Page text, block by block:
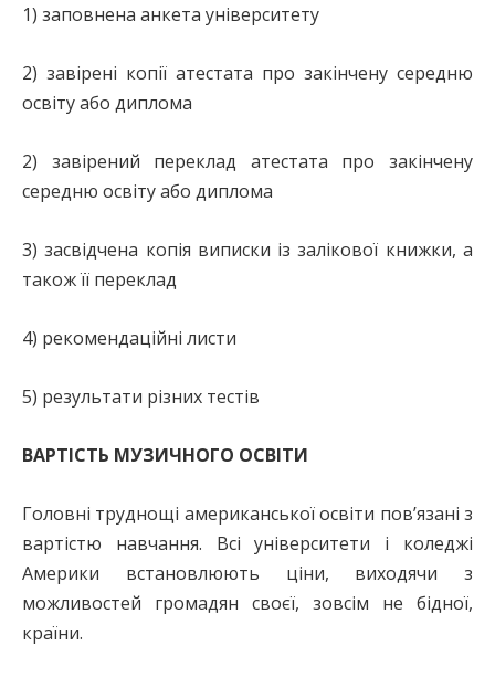
1) заповнена анкета університету
2) завірені копії атестата про закінчену середню
освіту або диплома
2) завірений переклад атестата про закінчену
середню освіту або диплома
3) засвідчена копія виписки із залікової книжки, а
також її переклад
4) рекомендаційні листи
5) результати різних тестів
ВАРТІСТЬ МУЗИЧНОГО ОСВІТИ
Головні труднощі американської освіти пов’язані з
вартістю навчання. Всі університети і коледжі
Америки встановлюють ціни, виходячи з
можливостей громадян своєї, зовсім не бідної,
країни.